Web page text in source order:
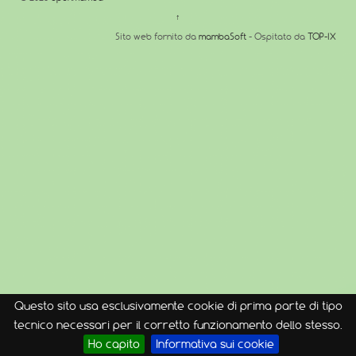
Questo sito usa esclusivamente cookie di prima parte di tipo
tecnico necessari per il corretto funzionamento dello stesso.
Ho capito
Informativa sui cookie
↑
Sito web fornito da mambaSoft - Ospitato da TOP-IX